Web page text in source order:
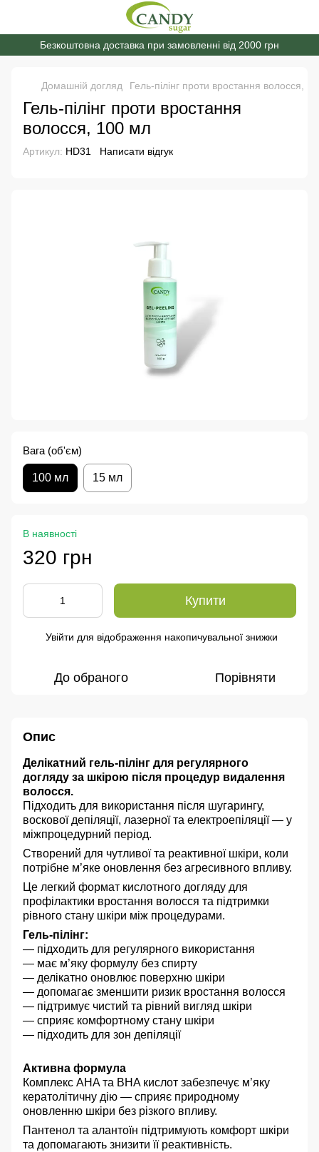
Безкоштовна доставка при замовленні від 2000 грн
Домашній догляд Гель-пілінг проти вростання волосся,
Гель-пілінг проти вростання
волосся, 100 мл
Артикул: HD31 Написати відгук
Вага (об'єм)
100 мл 15 мл
В наявності
320 грн
Купити
Увійти для відображення накопичувальної знижки
До обраного Порівняти
Опис
Делікатний гель-пілінг для регулярного
догляду за шкірою після процедур видалення
волосся.
Підходить для використання після шугарингу,
воскової депіляції, лазерної та електроепіляції — у
міжпроцедурний період.
Створений для чутливої та реактивної шкіри, коли
потрібне м’яке оновлення без агресивного впливу.
Це легкий формат кислотного догляду для
профілактики вростання волосся та підтримки
рівного стану шкіри між процедурами.
Гель-пілінг:
— підходить для регулярного використання
— має м’яку формулу без спирту
— делікатно оновлює поверхню шкіри
— допомагає зменшити ризик вростання волосся
— підтримує чистий та рівний вигляд шкіри
— сприяє комфортному стану шкіри
— підходить для зон депіляції
Активна формула
Комплекс AHA та BHA кислот забезпечує м’яку
кератолітичну дію — сприяє природному
оновленню шкіри без різкого впливу.
Пантенол та алантоїн підтримують комфорт шкіри
та допомагають знизити її реактивність.